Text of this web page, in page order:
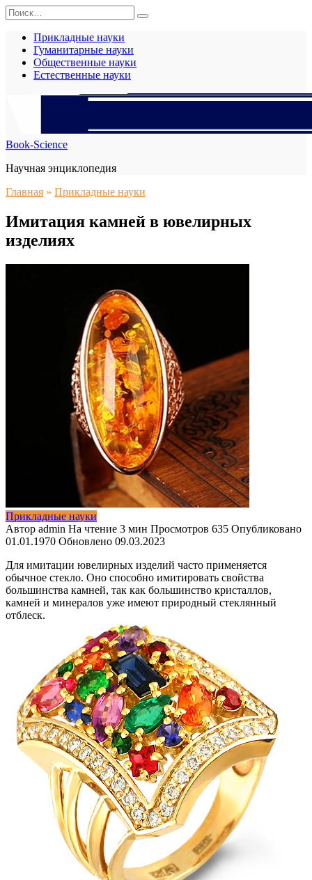
Перейти
к
содержанию
Search
for:
Прикладные науки
Гуманитарные науки
Общественные науки
Естественные науки
Book-Science
Научная энциклопедия
Главная » Прикладные науки
Имитация камней в ювелирных
изделиях
Прикладные науки
Автор admin На чтение 3 мин Просмотров 635 Опубликовано
01.01.1970 Обновлено 09.03.2023
Для имитации ювелирных изделий часто применяется
обычное стекло. Оно способно имитировать свойства
большинства камней, так как большинство кристаллов,
камней и минералов уже имеют природный стеклянный
отблеск.